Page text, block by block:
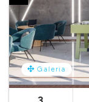
Galeria